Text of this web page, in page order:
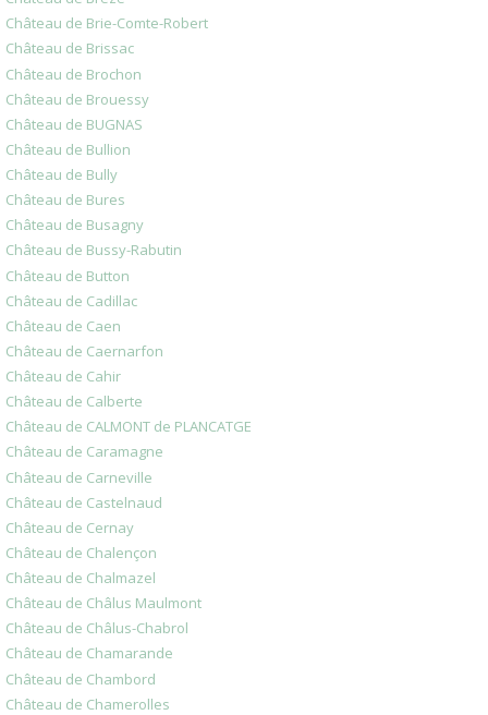
Château de Brie-Comte-Robert
Château de Brissac
Château de Brochon
Château de Brouessy
Château de BUGNAS
Château de Bullion
Château de Bully
Château de Bures
Château de Busagny
Château de Bussy-Rabutin
Château de Button
Château de Cadillac
Château de Caen
Château de Caernarfon
Château de Cahir
Château de Calberte
Château de CALMONT de PLANCATGE
Château de Caramagne
Château de Carneville
Château de Castelnaud
Château de Cernay
Château de Chalençon
Château de Chalmazel
Château de Châlus Maulmont
Château de Châlus-Chabrol
Château de Chamarande
Château de Chambord
Château de Chamerolles